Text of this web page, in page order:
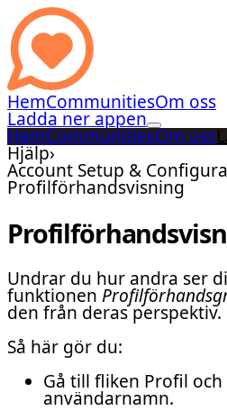
HemCommunitiesOm oss
Ladda ner appen
HemCommunitiesOm oss
Hjälp›
Account Setup &
Profilförhandsvisning
Undrar du hur andra ser
funktionen
den från deras perspektiv.
Så här gör du:
Gå till fliken Profil
användarnamn.